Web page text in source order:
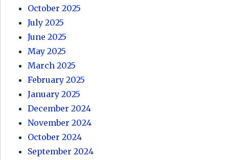
October 2025
July 2025
June 2025
May 2025
March 2025
February 2025
January 2025
December 2024
November 2024
October 2024
September 2024